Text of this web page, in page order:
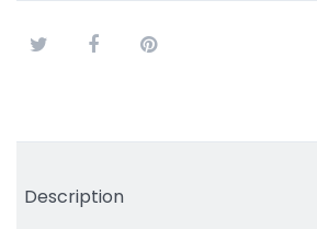
Description